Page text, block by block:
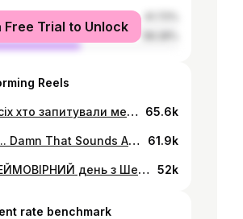
Free Trial to Unlock
Reels
Це для всіх хто запитували мене у дірект 💙💛🤘🏿. Обіцяю робити більше каверз🪕 і постити їх😎🤙🏿💵. Напишіть в коментарях якого кольору ваші очі👁👇🏿. I wanna rock with you someday @sviatoslav.vakarchuk @okeanelzy_official 😀🤙🏿 65.6k
Dr. Judah.. Damn That Sounds Amazing!! 😌 We Thank God🙏🏿😃 “Кінець не є чимось поганим, це всього лиш означає що попереду початок чогось нового. Є багато речей, що ніколи не закінчуються, а просто щоразу починаються по новому. Кінець не є чимось поганим і часто це й зовсім не кінець; деякі речі зовсім безкінечні.” “Ends are not bad things, they just mean that something else is about to begin. And there are many things that don't really end, anyway, they just begin again in a new way. Ends are not bad and many ends aren't really an ending; some things are never-ending." -C. JoyBell C.😄 61.9k
Це був НЕЙМОВІРНИЙ день з Шефом Вінник🔥 Він навіть навчив мене Гопака.😆🕺🏿 Пишіть в коментс 👇🏿 кого б ви хотіли побачити наступного в шоу з Шефом Юрою!! 😜 Може Юлію 😏🤔 Ви можете переглянути хайлайтс, якщо ви пропустили шоу🔥 #fun 52k
rate benchmark